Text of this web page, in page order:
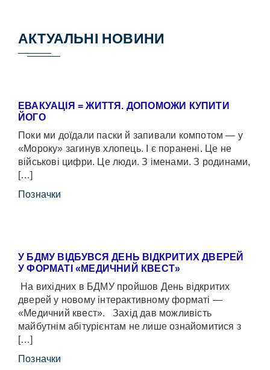
АКТУАЛЬНІ НОВИНИ
ЕВАКУАЦІЯ = ЖИТТЯ. ДОПОМОЖИ КУПИТИ
ЙОГО
Поки ми доїдали паски й запивали компотом — у
«Мороку» загинув хлопець. І є поранені. Це не
військові цифри. Це люди. З іменами. З родинами,
[…]
Позначки
У БДМУ ВІДБУВСЯ ДЕНЬ ВІДКРИТИХ ДВЕРЕЙ
У ФОРМАТІ «МЕДИЧНИЙ КВЕСТ»
На вихідних в БДМУ пройшов День відкритих
дверей у новому інтерактивному форматі —
«Медичний квест». Захід дав можливість
майбутнім абітурієнтам не лише ознайомитися з
[…]
Позначки